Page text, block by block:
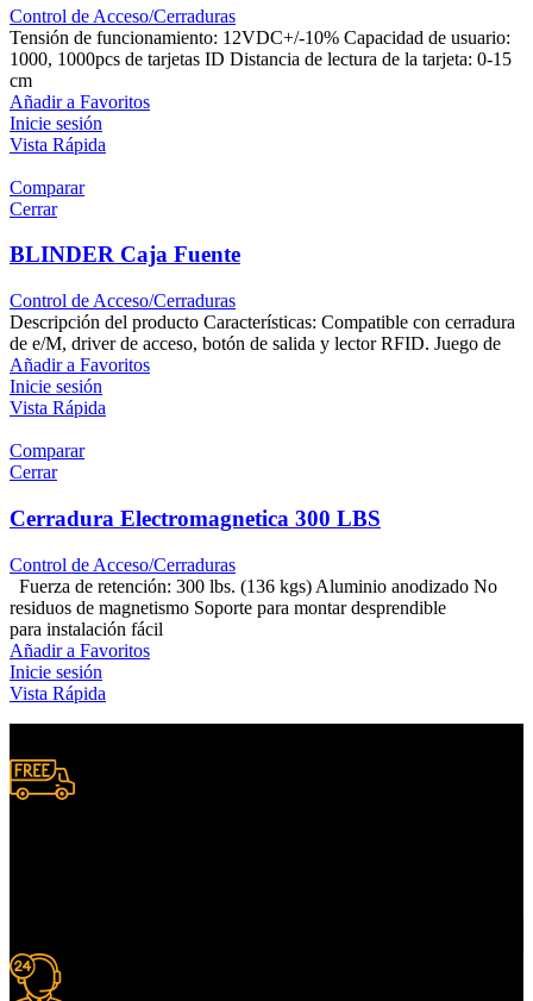
Control de Acceso/Cerraduras
Tensión de funcionamiento: 12VDC+/-10% Capacidad de usuario:
1000, 1000pcs de tarjetas ID Distancia de lectura de la tarjeta: 0-15
cm
Añadir a Favoritos
Inicie sesión
Vista Rápida
Comparar
Cerrar
BLINDER Caja Fuente
Control de Acceso/Cerraduras
Descripción del producto Características: Compatible con cerradura
de e/M, driver de acceso, botón de salida y lector RFID. Juego de
Añadir a Favoritos
Inicie sesión
Vista Rápida
Comparar
Cerrar
Cerradura Electromagnetica 300 LBS
Control de Acceso/Cerraduras
Fuerza de retención: 300 lbs. (136 kgs) Aluminio anodizado No
residuos de magnetismo Soporte para montar desprendible
para instalación fácil
Añadir a Favoritos
Inicie sesión
Vista Rápida